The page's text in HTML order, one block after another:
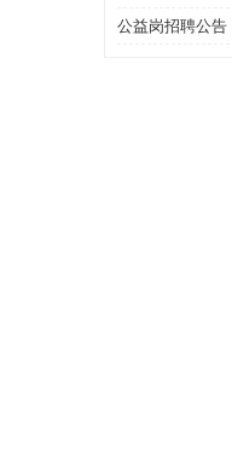
公益岗招聘公告